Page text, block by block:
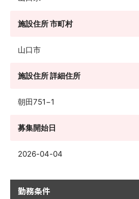
施設住所 市町村
山口市
施設住所 詳細住所
朝田751−1
募集開始日
2026-04-04
勤務条件